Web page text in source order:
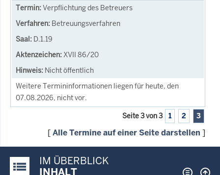
Verpflichtung des Betreuers
Betreuungsverfahren
D.1.19
XVII 86/20
Nicht öffentlich
Weitere Termininformationen liegen für heute, den
07.08.2026, nicht vor.
Seite 3 von 3 1 2 3
[Alle Termine auf einer Seite darstellen ]
Justiz-Portal im Überblick:
IM ÜBERBLICK
INHALT